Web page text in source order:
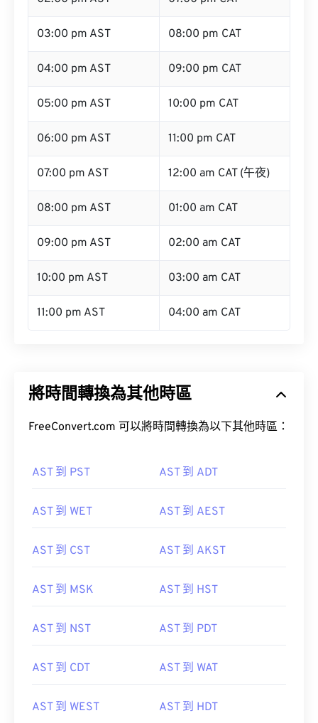
03:00 pm AST 08:00 pm CAT
04:00 pm AST 09:00 pm CAT
05:00 pm AST 10:00 pm CAT
06:00 pm AST 11:00 pm CAT
07:00 pm AST 12:00 am CAT (午夜)
08:00 pm AST 01:00 am CAT
09:00 pm AST 02:00 am CAT
10:00 pm AST 03:00 am CAT
11:00 pm AST 04:00 am CAT
將時間轉換為其他時區
FreeConvert.com 可以將時間轉換為以下其他時區：
AST 到 PST AST 到 ADT
AST 到 WET AST 到 AEST
AST 到 CST AST 到 AKST
AST 到 MSK AST 到 HST
AST 到 NST AST 到 PDT
AST 到 CDT AST 到 WAT
AST 到 WEST AST 到 HDT